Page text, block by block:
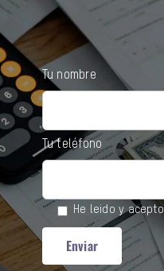
Tu nombre
Tu teléfono
He leido y